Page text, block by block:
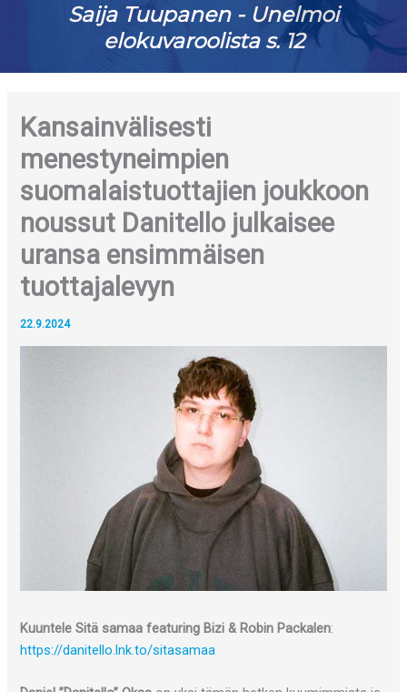
Saija Tuupanen - Unelmoi
elokuvaroolista s. 12
Kansainvälisesti
menestyneimpien
suomalaistuottajien joukkoon
noussut Danitello julkaisee
uransa ensimmäisen
tuottajalevyn
22.9.2024
Kuuntele Sitä samaa featuring Bizi & Robin Packalen:
https://danitello.lnk.to/sitasamaa